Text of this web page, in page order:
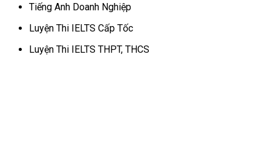
Tiếng Anh Doanh Nghiệp
Luyện Thi IELTS Cấp Tốc
Luyện Thi IELTS THPT, THCS